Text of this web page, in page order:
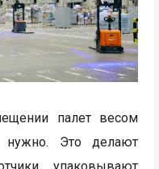
палет весом
Это делают